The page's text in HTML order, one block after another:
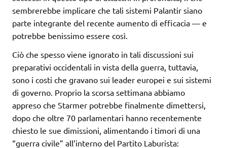
sembrerebbe implicare che tali sistemi Palantir siano
parte integrante del recente aumento di efficacia — e
potrebbe benissimo essere così.
Ciò che spesso viene ignorato in tali discussioni sui
preparativi occidentali in vista della guerra, tuttavia,
sono i costi che gravano sui leader europei e sui sistemi
di governo. Proprio la scorsa settimana abbiamo
appreso che Starmer potrebbe finalmente dimettersi,
dopo che oltre 70 parlamentari hanno recentemente
chiesto le sue dimissioni, alimentando i timori di una
“guerra civile” all’interno del Partito Laburista: